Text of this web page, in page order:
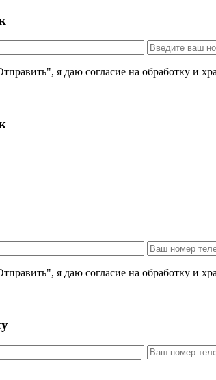
я даю согласие на обработку и
я даю согласие на обработку и